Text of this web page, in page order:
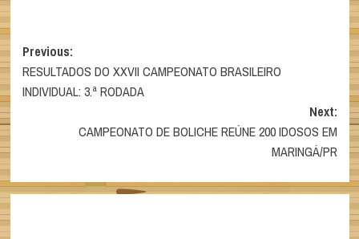
Post
navigation
Previous:
RESULTADOS DO XXVII CAMPEONATO BRASILEIRO
INDIVIDUAL: 3.ª RODADA
Next:
CAMPEONATO DE BOLICHE REÚNE 200 IDOSOS EM
MARINGÁ/PR